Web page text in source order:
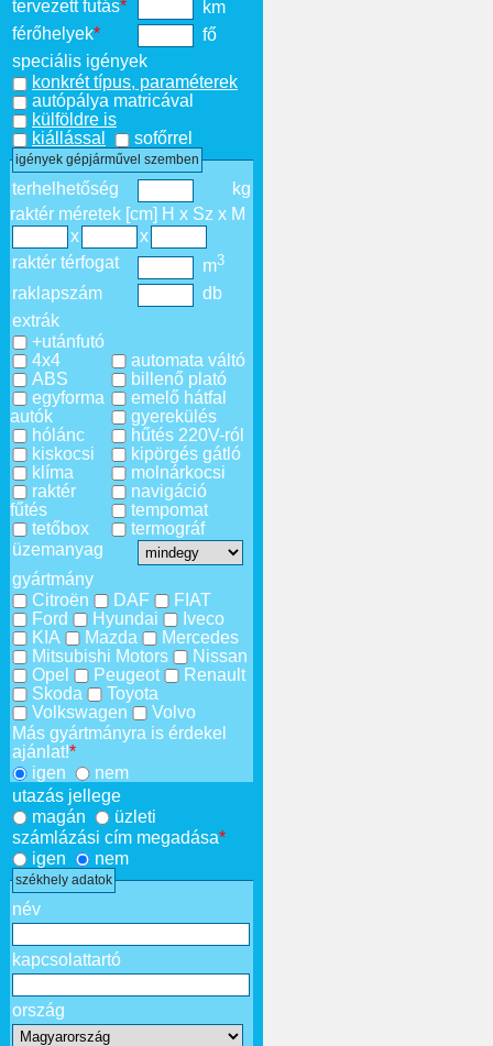
tervezett futás*
km
férőhelyek*
fő
speciális igények
konkrét típus, paraméterek
autópálya matricával
külföldre is
kiállással
sofőrrel
igények gépjárművel szemben
terhelhetőség
kg
raktér méretek [cm] H x Sz x M
x
x
raktér térfogat
m3
raklapszám
db
extrák
+utánfutó
4x4
ABS
egyforma
autók
hólánc
kiskocsi
klíma
raktér
fűtés
tetőbox
automata váltó
billenő plató
emelő hátfal
gyerekülés
hűtés 220V-ról
kipörgés gátló
molnárkocsi
navigáció
tempomat
termográf
üzemanyag
gyártmány
Citroën
DAF
FIAT
Ford
Hyundai
Iveco
KIA
Mazda
Mercedes
Mitsubishi Motors
Nissan
Opel
Peugeot
Renault
Skoda
Toyota
Volkswagen
Volvo
Más gyártmányra is érdekel
ajánlat!*
igen
nem
utazás jellege
magán
üzleti
számlázási cím megadása*
igen
nem
székhely adatok
név
kapcsolattartó
ország